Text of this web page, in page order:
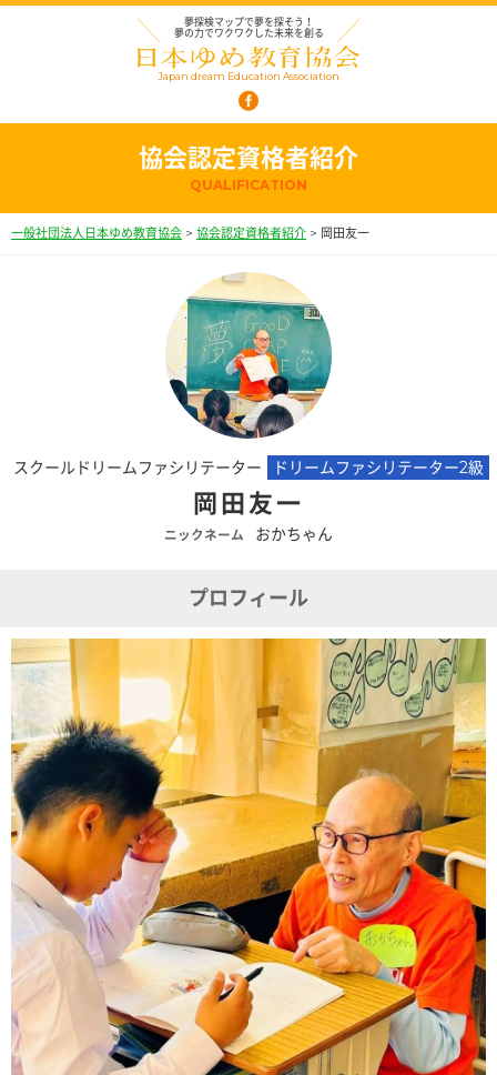
夢探検マップで夢を探そう！
夢の力でワクワクした未来を創る
Japan dream Education Association
協会認定資格者紹介
QUALIFICATION
一般社団法人日本ゆめ教育協会 > 協会認定資格者紹介 > 岡田友一
スクールドリームファシリテーター ドリームファシリテーター2級
岡田友一
ニックネーム おかちゃん
プロフィール